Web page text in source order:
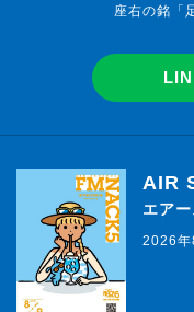
座右の銘「
AIR
エア
2026年